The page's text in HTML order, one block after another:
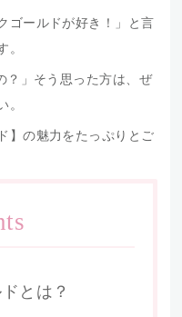
ゴールドが好き！」と言
。
？」そう思った方は、ぜ
。
】の魅力をたっぷりとご
とは？